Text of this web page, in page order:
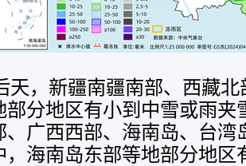
天， 新疆南疆南部、西藏
部分地区有小到中雪或雨夹
、广西西部、海南岛、台湾
，海南岛东部等地部分地区